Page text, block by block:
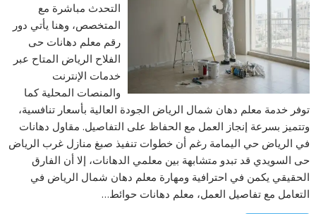
التحدث مباشرة مع
المتخصص، وهنا يأتي دور
رقم معلم دهانات حى
الفلاح الرياض المتاح عبر
خدمات الإنترنت
والمنصات المحلية كما
توفر خدمة معلم دهان شمال الرياض الجودة العالية بأسعار تنافسية،
وتتميز بسرعة إنجاز العمل مع الحفاظ على التفاصيل. مقاول دهانات
في الرياض حي اليمامة رغم أن خطوات تنفيذ صبغ منازل غرب الرياض
حى السويدي قد تبدو متشابهة بين معلمي الدهانات، إلا أن الفارق
الحقيقي يكمن في احترافية ومهارة معلم دهان شمال الرياض في
التعامل مع تفاصيل العمل، معلم دهانات حوائط…